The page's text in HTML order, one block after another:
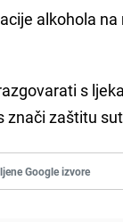
alkohola
s
znači zaštitu
Google izvore